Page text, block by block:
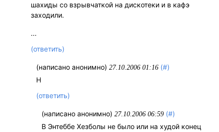
шахиды со взрывчаткой на дискотеки и в кафэ
заходили.
...
(ответить)
(написано анонимно)27.10.2006 01:16 (#)
Н
(ответить)
(написано анонимно) 27.10.2006 06:59 (#)
В Энтеббе Хезболы не было или на худой конец